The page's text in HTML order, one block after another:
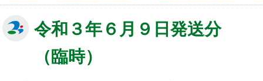
令和３年６月９日発送分
（臨時）